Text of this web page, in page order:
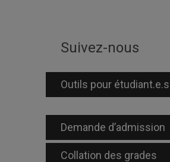
Suivez-nous
Outils pour étudiant.e.s
Demande d’admission
Collation des grades